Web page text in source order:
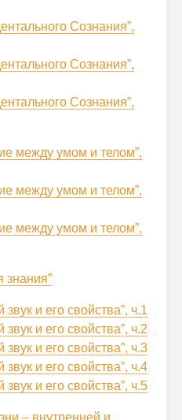
Сознания”,
Сознания”,
Сознания”,
между умом и телом”,
между умом и телом”,
между умом и телом”,
знания”
и его свойства”, ч.1
и его свойства”, ч.2
и его свойства”, ч.3
и его свойства”, ч.4
и его свойства”, ч.5
– внутренней и